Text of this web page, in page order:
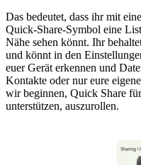
Das bedeutet, dass ihr mit
Quick-Share-Symbol eine
Nähe sehen könnt. Ihr
und könnt in den
euer Gerät erkennen und
Kontakte oder nur eure
wir beginnen, Quick Share
unterstützen, auszurollen.